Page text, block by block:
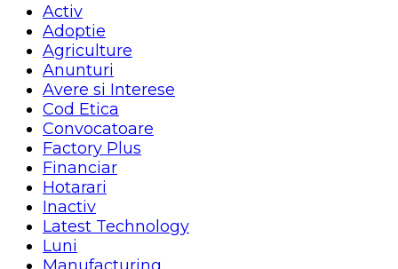
Activ
Adoptie
Agriculture
Anunturi
Avere si Interese
Cod Etica
Convocatoare
Factory Plus
Financiar
Hotarari
Inactiv
Latest Technology
Luni